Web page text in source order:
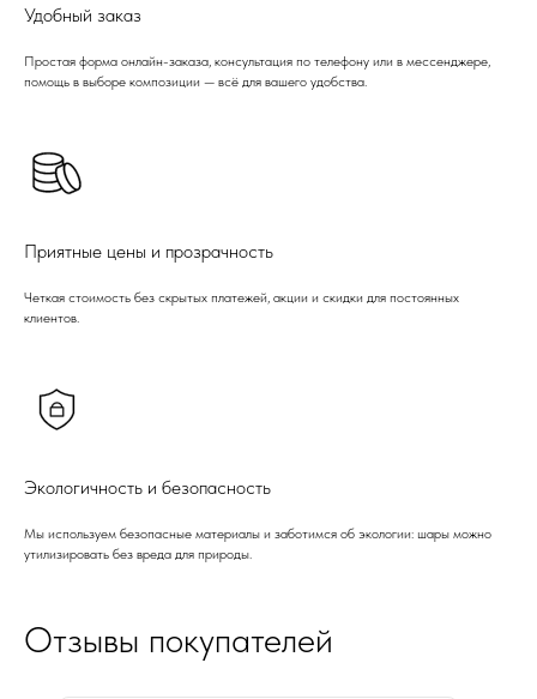
Удобный заказ
Простая форма онлайн-заказа, консультация по телефону или в мессенджере,
помощь в выборе композиции — всё для вашего удобства.
Приятные цены и прозрачность
Четкая стоимость без скрытых платежей, акции и скидки для постоянных
клиентов.
Экологичность и безопасность
Мы используем безопасные материалы и заботимся об экологии: шары можно
утилизировать без вреда для природы.
Отзывы покупателей